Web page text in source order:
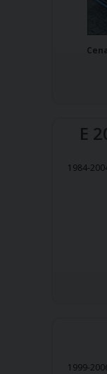
E
1984-
1999-